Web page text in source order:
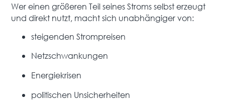
Wer einen größeren Teil seines Stroms selbst erzeugt
und direkt nutzt, macht sich unabhängiger von:
steigenden Strompreisen
Netzschwankungen
Energiekrisen
politischen Unsicherheiten